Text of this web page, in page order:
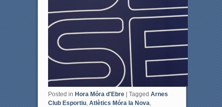
Posted in Hora Móra d'Ebre | Tagged Arnes
Club Esportiu, Atlètics Móra la Nova